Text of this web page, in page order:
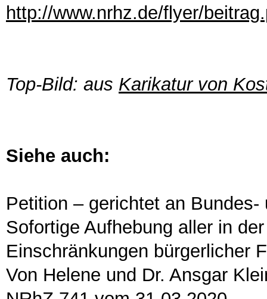
http://www.nrhz.de/flyer/
Top-Bild: aus Karikatur von
Siehe auch:
Petition – gerichtet an
Sofortige Aufhebung aller in
Einschränkungen bürgerlicher
Von Helene und Dr. Ansgar